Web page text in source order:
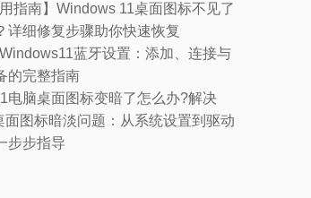
用指南】Windows 11桌面图标不见了
详细修复步骤助你快速恢复
蓝牙设置：添加、连接与
的完整指南
电脑桌面图标变暗了怎么办?解决
面图标暗淡问题：从系统设置到驱动
步步指导